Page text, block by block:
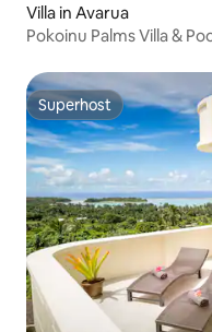
Villa in Avarua
Pokoinu Palms Villa &
Superhost
Superhost